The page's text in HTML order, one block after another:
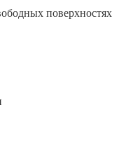
поверхностях